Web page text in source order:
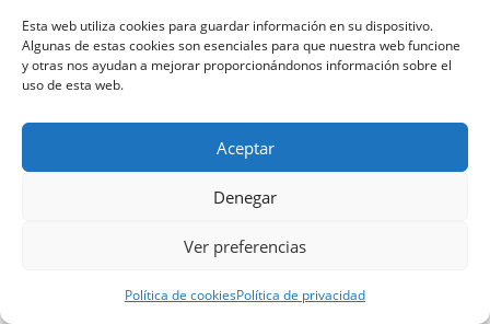
Esta web utiliza cookies para guardar información en su dispositivo.
Algunas de estas cookies son esenciales para que nuestra web funcione
y otras nos ayudan a mejorar proporcionándonos información sobre el
uso de esta web.
Aceptar
Denegar
Ver preferencias
Política de cookiesPolítica de privacidad
Delitos contra la Libertad(14)
Delitos contra la salud pública (11)
Delitos contra la Seguridad Vial
Delitos contra la Vida(6)
Delitos contra las Relaciones Familiares
Delitos Económicos(15)